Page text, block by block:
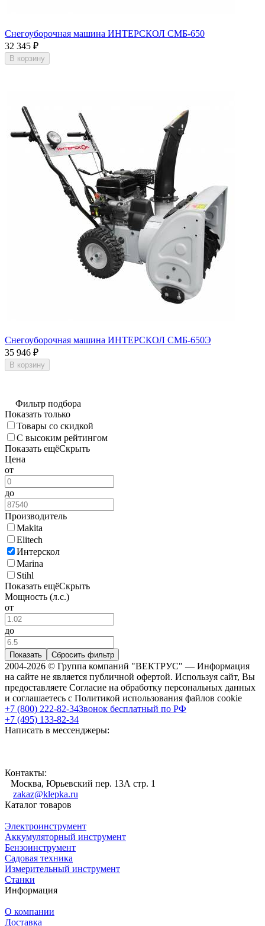
Снегоуборочная машина ИНТЕРСКОЛ СМБ-650
32 345 ₽
В корзину
Снегоуборочная машина ИНТЕРСКОЛ СМБ-650Э
35 946 ₽
В корзину
Фильтр подбора
Показать только
Товары со скидкой
С высоким рейтингом
Показать ещёСкрыть
Цена
от
до
Производитель
Makita
Elitech
Интерскол
Marina
Stihl
Показать ещёСкрыть
Мощность (л.с.)
от
до
Показать Сбросить фильтр
2004-2026 © Группа компаний "ВЕКТРУС" — Информация
на сайте не является публичной офертой. Используя сайт, Вы
предоставляете Согласие на обработку персональных данных
и соглашаетесь с Политикой использования файлов cookie
+7 (800) 222-82-34Звонок бесплатный по РФ
+7 (495) 133-82-34
Написать в мессенджеры:
Контакты:
Москва, Юрьевский пер. 13А стр. 1
zakaz@klepka.ru
Каталог товаров
Электроинструмент
Аккумуляторный инструмент
Бензоинструмент
Садовая техника
Измерительный инструмент
Станки
Информация
О компании
Доставка